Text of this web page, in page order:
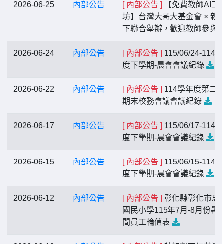
2026-06-25 內部公告 [ 內部公告 ]
【免費教師AI工
坊】台灣大哥大基金會 × 親
下聯合舉辦，歡迎教師參與
2026-06-24 內部公告 [ 內部公告 ] 115/06/24-114
度下學期-晨會會議紀錄
2026-06-22 內部公告 [ 內部公告 ] 114學年度第二
期末校務會議會議紀錄
2026-06-17 內部公告 [ 內部公告 ] 115/06/17-114
度下學期-晨會會議紀錄
2026-06-15 內部公告 [ 內部公告 ] 115/06/15-114
度下學期-晨會會議紀錄
2026-06-12 內部公告 [ 內部公告 ] 彰化縣彰化市忠
國民小學115年7月-8月份暑
間員工輪值表